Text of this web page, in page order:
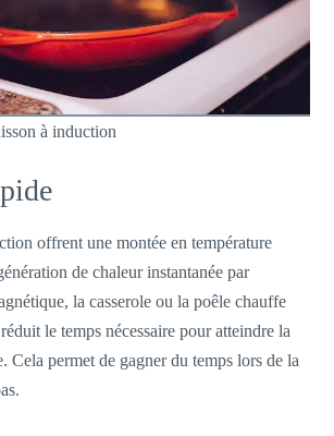
à induction
offrent une montée en température
de chaleur instantanée par
la casserole ou la poêle chauffe
le temps nécessaire pour atteindre la
Cela permet de gagner du temps lors de la